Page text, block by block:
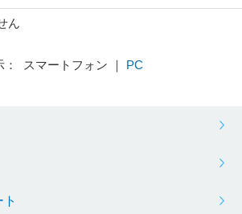
ん
： スマートフォン ｜ PC